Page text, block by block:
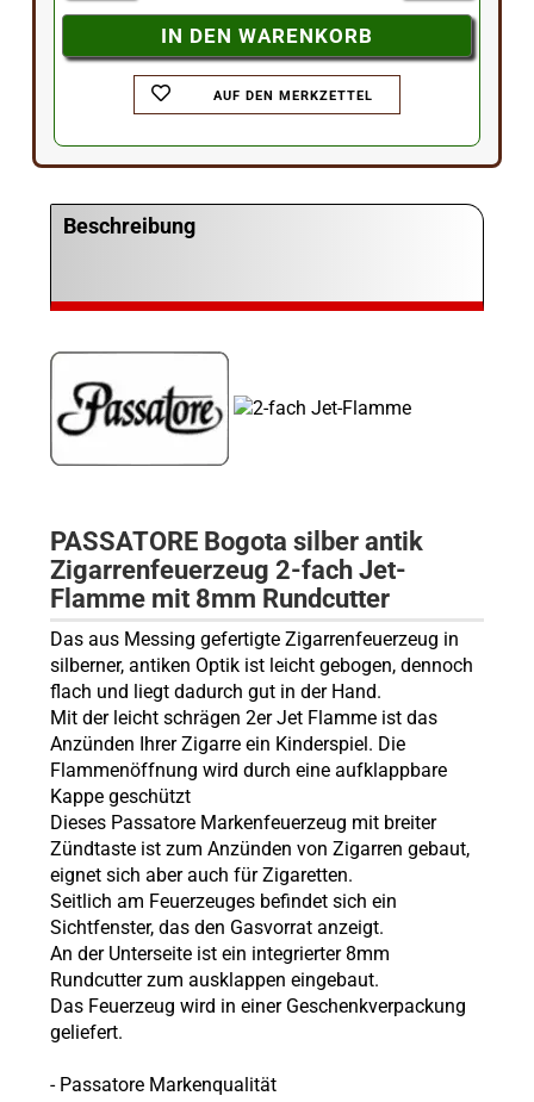
AUF DEN MERKZETTEL
Beschreibung
PASSATORE Bogota silber antik
Zigarrenfeuerzeug 2-fach Jet-
Flamme mit 8mm Rundcutter
Das aus Messing gefertigte Zigarrenfeuerzeug in
silberner, antiken Optik ist leicht gebogen, dennoch
flach und liegt dadurch gut in der Hand.
Mit der leicht schrägen 2er Jet Flamme ist das
Anzünden Ihrer Zigarre ein Kinderspiel. Die
Flammenöffnung wird durch eine aufklappbare
Kappe geschützt
Dieses Passatore Markenfeuerzeug mit breiter
Zündtaste ist zum Anzünden von Zigarren gebaut,
eignet sich aber auch für Zigaretten.
Seitlich am Feuerzeuges befindet sich ein
Sichtfenster, das den Gasvorrat anzeigt.
An der Unterseite ist ein integrierter 8mm
Rundcutter zum ausklappen eingebaut.
Das Feuerzeug wird in einer Geschenkverpackung
geliefert.
- Passatore Markenqualität